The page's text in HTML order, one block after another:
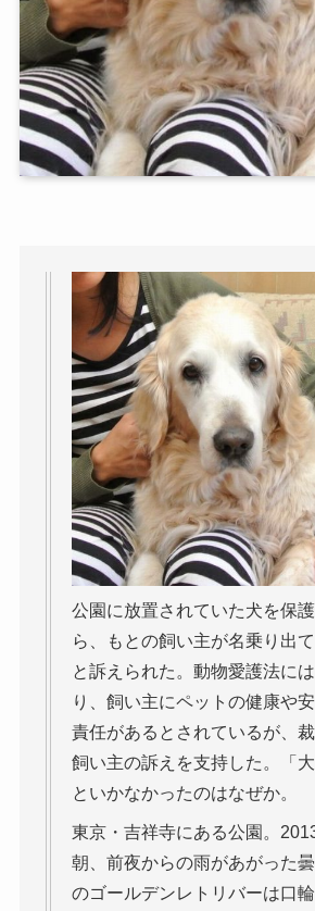
公園に放置されていた犬を保
ら、もとの飼い主が名乗り出て
と訴えられた。動物愛護法に
り、飼い主にペットの健康や
責任があるとされているが、
飼い主の訴えを支持した。「
といかなかったのはなぜか。
東京・吉祥寺にある公園。
朝、前夜からの雨があがった
のゴールデンレトリバーは口輪